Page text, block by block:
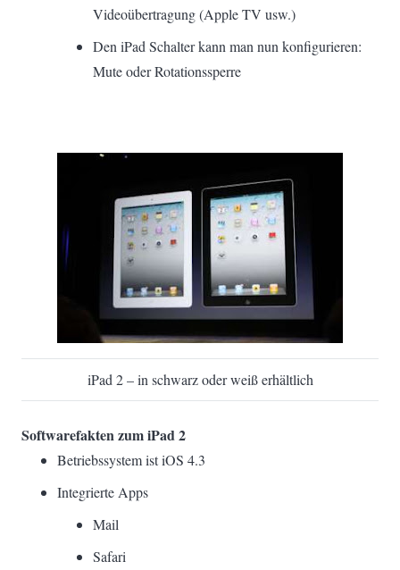
Videoübertragung (Apple TV usw.)
Den iPad Schalter kann man nun konfigurieren:
Mute oder Rotationssperre
iPad 2 – in schwarz oder weiß erhältlich
Softwarefakten zum iPad 2
Betriebssystem ist iOS 4.3
Integrierte Apps
Mail
Safari